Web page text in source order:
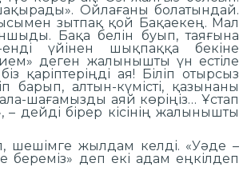
Ойлағаны болатындай.
зытпақ қой Бақаекең. Мал
Бақа белін буып, таяғына
енді үйінен шықпаққа бекіне
деген жалынышты үн естіле
қаріптеріңді ая! Біліп отырсыз
барып, алтын-күмісті, қазынаны
шағамызды аяй көріңіз… Ұстап
– дейді бірер кісінің жалынышты
шешімге жылдам келді. «Уәде –
береміз» деп екі адам еңкілдеп